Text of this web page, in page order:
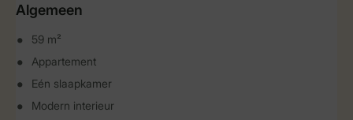
Algemeen
59 m²
Appartement
Eén slaapkamer
Modern interieur